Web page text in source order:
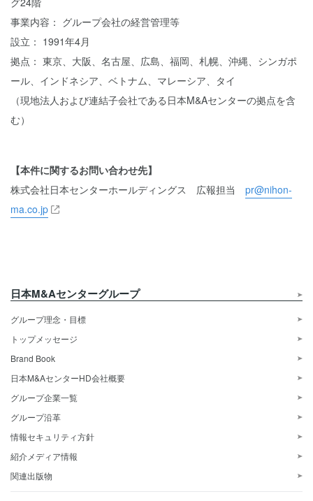
事業内容： グループ会社の経営管理等
設立： 1991年4月
拠点： 東京、大阪、名古屋、広島、福岡、札幌、沖縄、シンガポ
ール、インドネシア、ベトナム、マレーシア、タイ
（現地法人および連結子会社である日本M&Aセンターの拠点を含
む）
【本件に関するお問い合わせ先】
株式会社日本センターホールディングス 広報担当 pr@nihon-
ma.co.jp
日本M&Aセンターグループ
グループ理念・目標
トップメッセージ
Brand Book
日本M&AセンターHD会社概要
グループ企業一覧
グループ沿革
情報セキュリティ方針
紹介メディア情報
関連出版物